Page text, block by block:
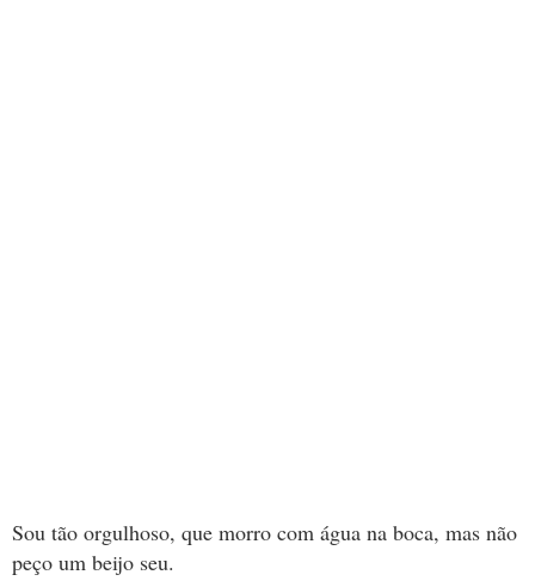
Sou tão orgulhoso, que morro com água na boca, mas não
peço um beijo seu.